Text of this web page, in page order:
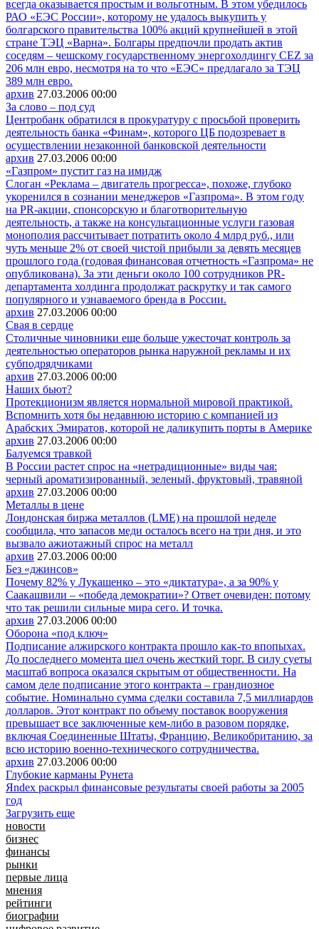
всегда оказывается простым и вольготным. В этом убедилось
РАО «ЕЭС России», которому не удалось выкупить у
болгарского правительства 100% акций крупнейшей в этой
стране ТЭЦ «Варна». Болгары предпочли продать актив
соседям – чешскому государственному энергохолдингу CEZ за
206 млн евро, несмотря на то что «ЕЭС» предлагало за ТЭЦ
389 млн евро.
архив 27.03.2006 00:00
За слово – под суд
Центробанк обратился в прокуратуру с просьбой проверить
деятельность банка «Финам», которого ЦБ подозревает в
осуществлении незаконной банковской деятельности
архив 27.03.2006 00:00
«Газпром» пустит газ на имидж
Слоган «Реклама – двигатель прогресса», похоже, глубоко
укоренился в сознании менеджеров «Газпрома». В этом году
на PR-акции, спонсорскую и благотворительную
деятельность, а также на консультационные услуги газовая
монополия рассчитывает потратить около 4 млрд руб., или
чуть меньше 2% от своей чистой прибыли за девять месяцев
прошлого года (годовая финансовая отчетность «Газпрома» не
опубликована). За эти деньги около 100 сотрудников PR-
департамента холдинга продолжат раскрутку и так самого
популярного и узнаваемого бренда в России.
архив 27.03.2006 00:00
Свая в сердце
Столичные чиновники еще больше ужесточат контроль за
деятельностью операторов рынка наружной рекламы и их
субподрядчиками
архив 27.03.2006 00:00
Наших бьют?
Протекционизм является нормальной мировой практикой.
Вспомнить хотя бы недавнюю историю с компанией из
Арабских Эмиратов, которой не даликупить порты в Америке
архив 27.03.2006 00:00
Балуемся травкой
В России растет спрос на «нетрадиционные» виды чая:
черный ароматизированный, зеленый, фруктовый, травяной
архив 27.03.2006 00:00
Металлы в цене
Лондонская биржа металлов (LME) на прошлой неделе
сообщила, что запасов меди осталось всего на три дня, и это
вызвало ажиотажный спрос на металл
архив 27.03.2006 00:00
Без «джинсов»
Почему 82% у Лукашенко – это «диктатура», а за 90% у
Саакашвили – «победа демократии»? Ответ очевиден: потому
что так решили сильные мира сего. И точка.
архив 27.03.2006 00:00
Оборона «под ключ»
Подписание алжирского контракта прошло как-то впопыхах.
До последнего момента шел очень жесткий торг. В силу суеты
масштаб вопроса оказался скрытым от общественности. На
самом деле подписание этого контракта – грандиозное
событие. Номинально сумма сделки составила 7,5 миллиардов
долларов. Этот контракт по объему поставок вооружения
превышает все заключенные кем-либо в разовом порядке,
включая Соединенные Штаты, Францию, Великобританию, за
всю историю военно-технического сотрудничества.
архив 27.03.2006 00:00
Глубокие карманы Рунета
Яndex раскрыл финансовые результаты своей работы за 2005
год
Загрузить еще
новости
бизнес
финансы
рынки
первые лица
мнения
рейтинги
биографии